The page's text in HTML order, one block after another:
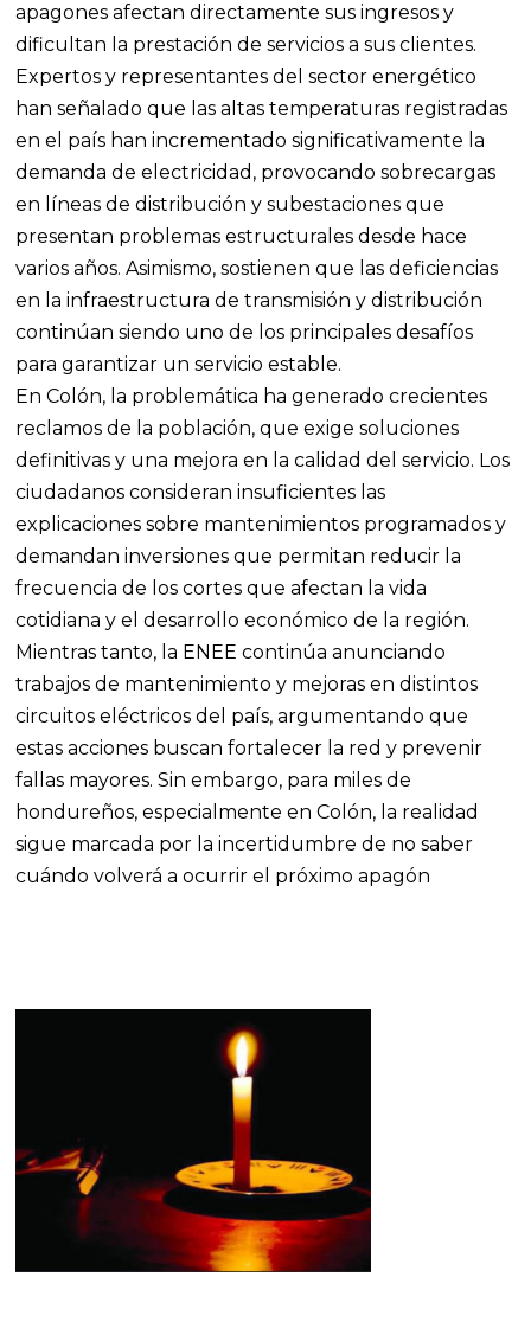
apagones afectan directamente sus ingresos y
dificultan la prestación de servicios a sus clientes.
Expertos y representantes del sector energético
han señalado que las altas temperaturas registradas
en el país han incrementado significativamente la
demanda de electricidad, provocando sobrecargas
en líneas de distribución y subestaciones que
presentan problemas estructurales desde hace
varios años. Asimismo, sostienen que las deficiencias
en la infraestructura de transmisión y distribución
continúan siendo uno de los principales desafíos
para garantizar un servicio estable.
En Colón, la problemática ha generado crecientes
reclamos de la población, que exige soluciones
definitivas y una mejora en la calidad del servicio. Los
ciudadanos consideran insuficientes las
explicaciones sobre mantenimientos programados y
demandan inversiones que permitan reducir la
frecuencia de los cortes que afectan la vida
cotidiana y el desarrollo económico de la región.
Mientras tanto, la ENEE continúa anunciando
trabajos de mantenimiento y mejoras en distintos
circuitos eléctricos del país, argumentando que
estas acciones buscan fortalecer la red y prevenir
fallas mayores. Sin embargo, para miles de
hondureños, especialmente en Colón, la realidad
sigue marcada por la incertidumbre de no saber
cuándo volverá a ocurrir el próximo apagón